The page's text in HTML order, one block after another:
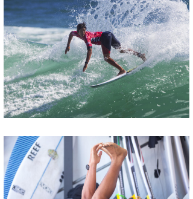
Yoshiyuki Obata
arukasvision
DELTA FORCE SURF
CBA Films
熊谷素子
WAVAL
中浦“JET”章
嵯峨明日香
進士剛光
田原啓江
植村未来
NOBUFUKU
大野”MAR”修聖
喜納海人
☆加藤
+☆maki☆+
Aichan
chan-U
ECE
G◎Da
H
KID
波伝説